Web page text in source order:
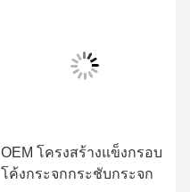
OEM โครงสร้างแข็งกรอบ
โค้งกระจกกระชับกระจก